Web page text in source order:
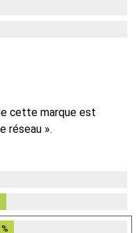
cette marque est
réseau ».
%